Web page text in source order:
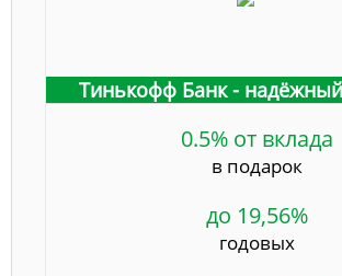
Тинькофф Банк -
0.5% от вклада
в подарок
до 19,56%
годовых